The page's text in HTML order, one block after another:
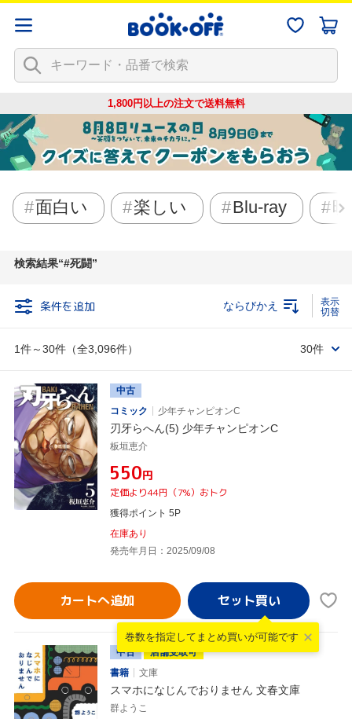
1,800円以上の注文で送料無料
面白い 楽しい Blu-ray
検索結果 #死闘
条件を追加
1件～30件（全3,096件）
ならびかえ
30件
中古
コミック
少年チャンピオンC
刃牙らへん(5) 少年チャンピオンC
板垣恵介
¥550円
定価より44円（7%）おトク
獲得ポイント 5P
在庫あり
発売年月日：2025/09/08
カートへ追加
巻数を指定して まとめ買いが可能です
中古
店舗受取可
書籍
文庫
スマホになじんでおりません 文春文庫
群ようこ